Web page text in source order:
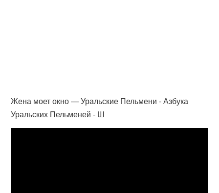
Жена моет окно — Уральские Пельмени - Азбука
Уральских Пельменей - Ш